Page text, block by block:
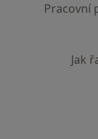
Pracovní
Jak